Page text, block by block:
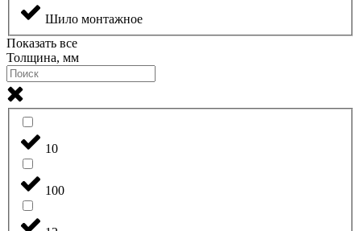
Шило монтажное
Показать все
Толщина, мм
10
100